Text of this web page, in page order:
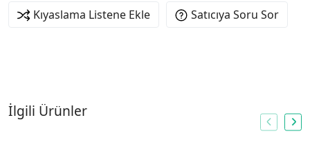
Kıyaslama Listene Ekle Satıcıya Soru Sor
İlgili Ürünler